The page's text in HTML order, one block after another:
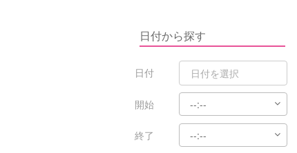
日付から探す
日付
開始
終了